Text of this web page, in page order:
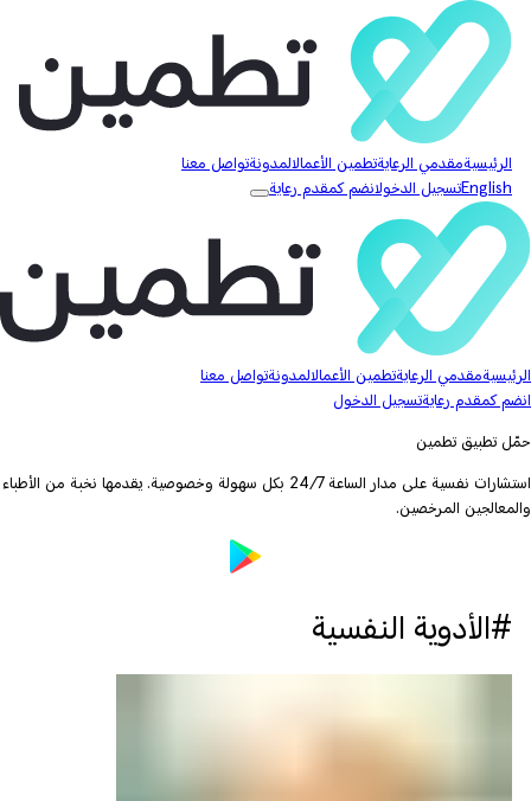
الرئيسيةمقدمي الرعايةتطمين الأعمالالمدونةتواصل معنا
Englishتسجيل الدخولانضم كمقدم رعاية
الرئيسيةمقدمي الرعايةتطمين الأعمالالمدونةتواصل معنا
انضم كمقدم رعايةتسجيل الدخول
حمّل تطبيق تطمين
استشارات نفسية على مدار الساعة 24/7 بكل سهولة وخصوصية. يقدمها نخبة من الأطباء
والمعالجين المرخصين.
#الأدوية النفسية